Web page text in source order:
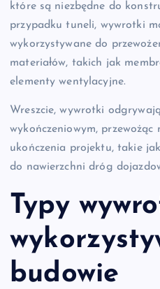
które są niezbędne do
przypadku tuneli, wywrotki
wykorzystywane do
materiałów, takich jak
elementy wentylacyjne.
Wreszcie, wywrotki
wykończeniowym, przewożąc
ukończenia projektu, takie
do nawierzchni dróg
Typy
budowie